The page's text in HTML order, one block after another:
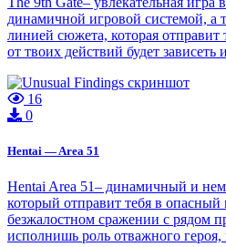
динамичной игровой системой, а
линией сюжета, которая
от твоих действий будет зависеть
16
0
Hentai — Area 51
Hentai Area 51– динамичный и
который отправит тебя в опасный
безжалостном сражении с рядом
исполнишь роль отважного